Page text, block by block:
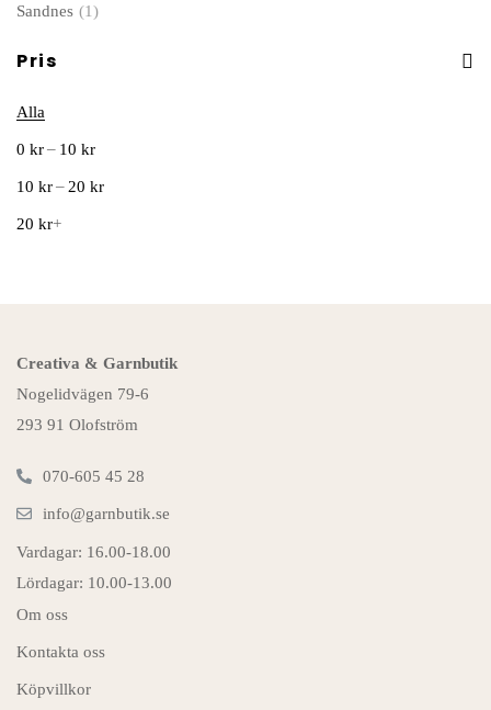
Sandnes (1)
Pris
Alla
0 kr– 10 kr
10 kr– 20 kr
20 kr+
Creativa & Garnbutik
Nogelidvägen 79-6
293 91 Olofström
070-605 45 28
info@garnbutik.se
Vardagar: 16.00-18.00
Lördagar: 10.00-13.00
Om oss
Kontakta oss
Köpvillkor